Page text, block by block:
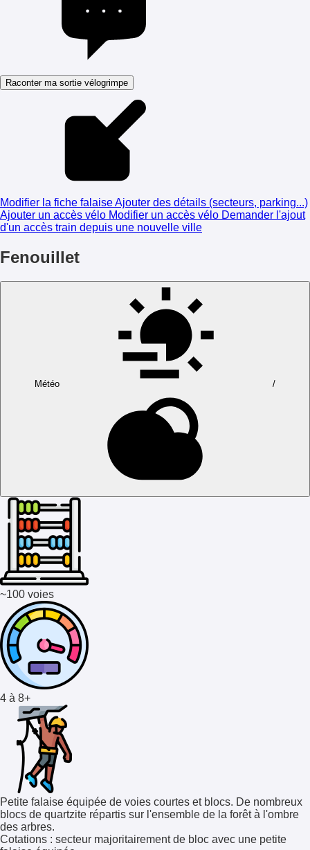
Raconter ma sortie vélogrimpe
Modifier la fiche falaiseAjouter des détails (secteurs, parking...)
Ajouter un accès vélo Modifier un accès vélo Demander l'ajout
d'un accès train depuis une nouvelle ville
Fenouillet
Météo /
~100 voies
4 à 8+
Petite falaise équipée de voies courtes et blocs. De nombreux
blocs de quartzite répartis sur l'ensemble de la forêt à l'ombre
des arbres.
Cotations : secteur majoritairement de bloc avec une petite